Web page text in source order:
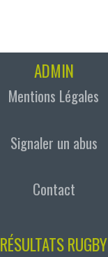
ADMIN
Mentions Légales
Signaler un abus
Contact
RÉSULTATS RUGBY